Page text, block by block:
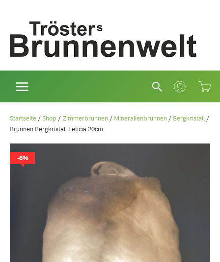
Suchen
Startseite /Shop /Zimmerbrunnen / Mineralienbrunnen / Bergkristall/
Brunnen Bergkristall Leticia 20cm
6%